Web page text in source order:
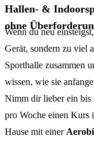
Hallen- &
ohne
Wenn du neu
Gerät, sondern zu viel
Sporthalle zusammen
wissen, wie sie
Nimm dir lieber ein bis
pro Woche einen Kurs
Hause mit einer